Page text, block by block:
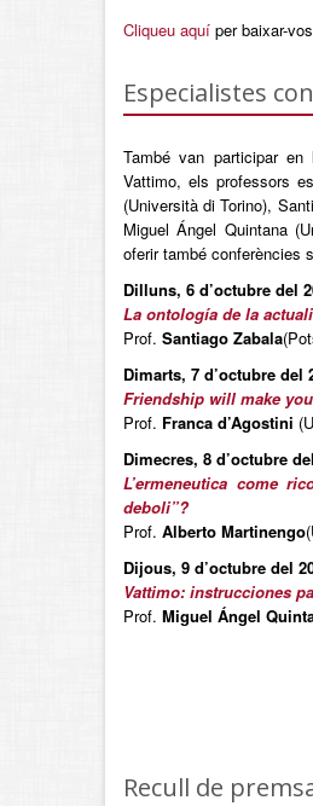
Cliqueu aquí per baixar-
Especialistes
També van participar
Vattimo, els professors
(Università di Torino),
Miguel Ángel Quintana
oferir també conferències
Dilluns, 6 d’octubre del
La ontología de la
Prof. Santiago Zabala
Dimarts, 7 d’octubre del
Friendship will make
Prof. Franca d’Agostini
Dimecres, 8 d’octubre
L’ermeneutica come
deboli”?
Prof. Alberto Martinengo
Dijous, 9 d’octubre del
Vattimo: instrucciones
Prof. Miguel Ángel
Recull de